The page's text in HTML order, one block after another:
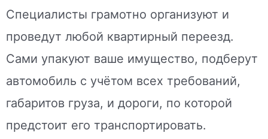
Специалисты грамотно организуют и
проведут любой квартирный переезд.
Сами упакуют ваше имущество, подберут
автомобиль с учётом всех требований,
габаритов груза, и дороги, по которой
предстоит его транспортировать.